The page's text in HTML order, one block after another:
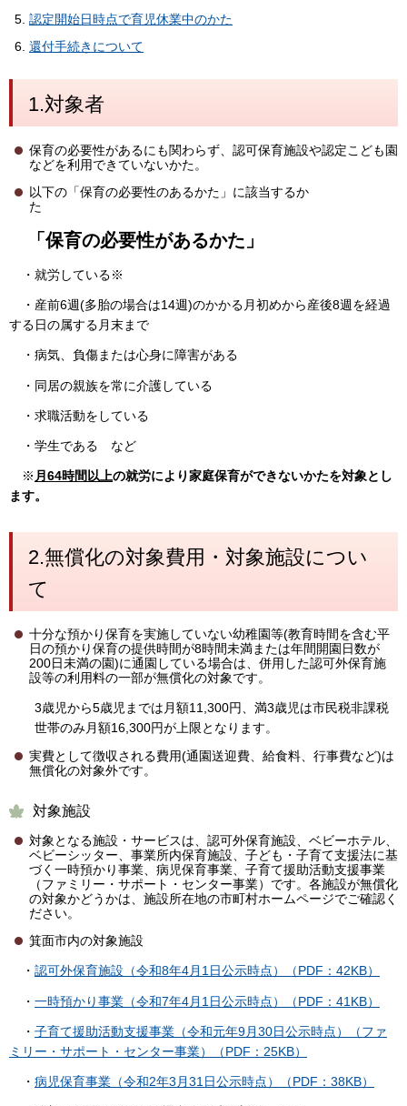
認定開始日時点で育児休業中のかた
還付手続きについて
1.対象者
保育の必要性があるにも関わらず、認可保育施設や認定こども園
などを利用できていないかた。
以下の「保育の必要性のあるかた」に該当するか
「保育の必要性があるかた」
・就労している※
・産前6週(多胎の場合は14週)のかかる月初めから産後8週を経過
する日の属する月末まで
・病気、負傷または心身に障害がある
・同居の親族を常に介護している
・求職活動をしている
・学生である など
※ 月64時間以上の就労により家庭保育ができないかたを対象とし
ます。
2.無償化の対象費用・対象施設につい
て
十分な預かり保育を実施していない幼稚園等(教育時間を含む平
日の預かり保育の提供時間が8時間未満または年間開園日数が
200日未満の園)に通園している場合は、併用した認可外保育施
設等の利用料の一部が無償化の対象です。
3歳児から5歳児までは月額11,300円、満3歳児は市民税非課税
世帯のみ月額16,300円が上限となります。
実費として徴収される費用(通園送迎費、給食料、行事費など)は
無償化の対象外です。
対象施設
対象となる施設・サービスは、認可外保育施設、ベビーホテル、
ベビーシッター、事業所内保育施設、子ども・子育て支援法に基
づく一時預かり事業、病児保育事業、子育て援助活動支援事業
（ファミリー・サポート・センター事業）です。各施設が無償化
の対象かどうかは、施設所在地の市町村ホームページでご確認く
ださい。
箕面市内の対象施設
・ 認可外保育施設（令和8年4月1日公示時点）（PDF：42KB）
・ 一時預かり事業（令和7年4月1日公示時点）（PDF：41KB）
・ 子育て援助活動支援事業（令和元年9月30日公示時点）（ファ
ミリー・サポート・センター事業）（PDF：25KB）
・ 病児保育事業（令和2年3月31日公示時点）（PDF：38KB）